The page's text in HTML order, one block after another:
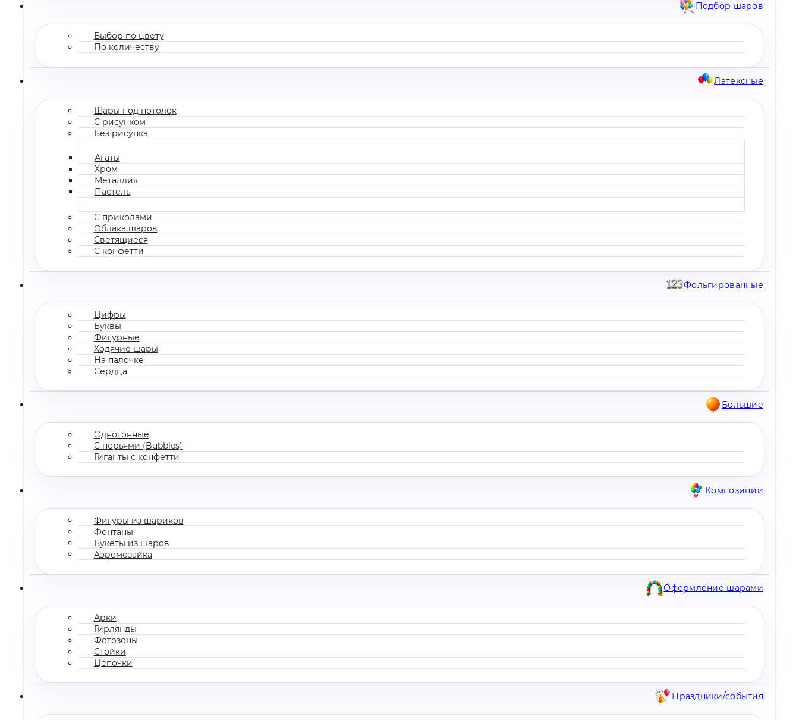
Подбор шаров
Выбор по цвету
По количеству
Латексные
Шары под потолок
С рисунком
Без рисунка
Агаты
Хром
Металлик
Пастель
С приколами
Облака шаров
Светящиеся
С конфетти
Фольгированные
Цифры
Буквы
Фигурные
Ходячие шары
На палочке
Сердца
Большие
Однотонные
С перьями (Bubbles)
Гиганты с конфетти
Композиции
Фигуры из шариков
Фонтаны
Букеты из шаров
Аэромозайка
Оформление шарами
Арки
Гирлянды
Фотозоны
Стойки
Цепочки
Праздники/события